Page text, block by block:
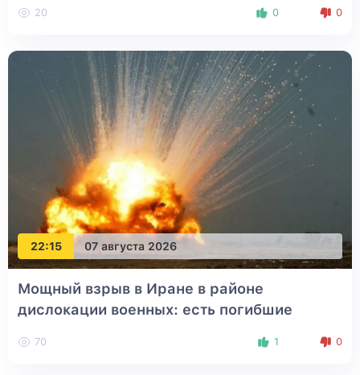
20 0 0
22:15 07 августа 2026
Мощный взрыв в Иране в районе
дислокации военных: есть погибшие
70 1 0